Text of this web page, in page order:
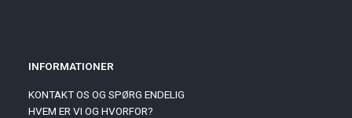
INFORMATIONER
KONTAKT OS OG SPØRG ENDELIG
HVEM ER VI OG HVORFOR?